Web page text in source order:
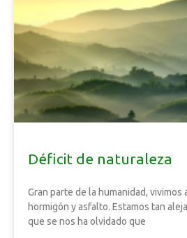
Déficit de naturaleza
Gran parte de la humanidad, vivimos
hormigón y asfalto. Estamos tan
que se nos ha olvidado que